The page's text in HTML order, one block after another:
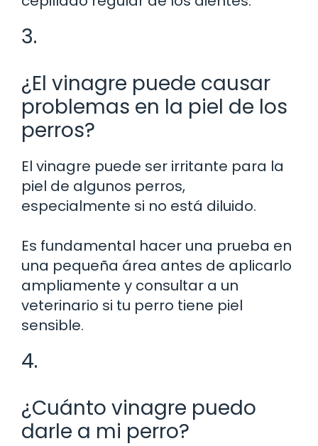
3.
¿El vinagre puede causar
problemas en la piel de los
perros?
El vinagre puede ser irritante para la
piel de algunos perros,
especialmente si no está diluido.
Es fundamental hacer una prueba en
una pequeña área antes de aplicarlo
ampliamente y consultar a un
veterinario si tu perro tiene piel
sensible.
4.
¿Cuánto vinagre puedo
darle a mi perro?